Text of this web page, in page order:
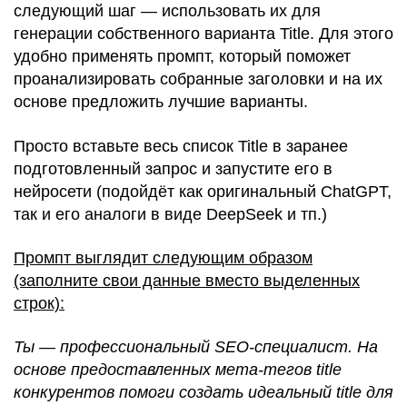
следующий шаг — использовать их для
генерации собственного варианта Title. Для этого
удобно применять промпт, который поможет
проанализировать собранные заголовки и на их
основе предложить лучшие варианты.
Просто вставьте весь список Title в заранее
подготовленный запрос и запустите его в
нейросети (подойдёт как оригинальный ChatGPT,
так и его аналоги в виде DeepSeek и тп.)
Промпт выглядит следующим образом
(заполните свои данные вместо выделенных
строк):
Ты — профессиональный SEO-специалист. На
основе предоставленных мета-тегов title
конкурентов помоги создать идеальный title для